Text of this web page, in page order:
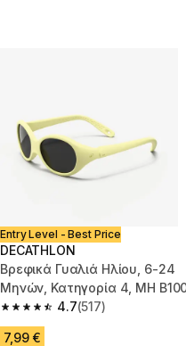
Entry Level - Best Price
DECATHLON
Βρεφικά Γυαλιά Ηλίου, 6-24
Μηνών, Κατηγορία 4, MH
4.7
4.7 out of 5 stars from 517
(517)
7,99 €